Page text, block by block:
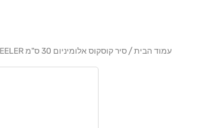
עמוד הבית סיר קוסקוס אלומיניום 30 ס"מ CUTTERPEELER
דלג